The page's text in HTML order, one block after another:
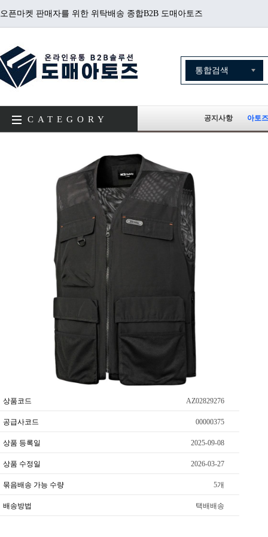
오픈마켓 판매자를 위한 위탁배송 종합B2B 도매아토즈
CATEGORY 공지사항 아토
상품코드 AZ02829276
공급사코드 00000375
상품 등록일 2025-09-08
상품 수정일 2026-03-27
묶음배송 가능 수량 5개
배송방법 택배배송